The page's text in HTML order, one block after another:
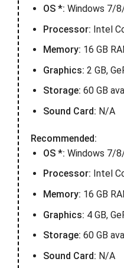
OS *: Windows 7/
Processor: Intel
Memory: 16 GB
Graphics: 2 GB,
Storage: 60 GB
Sound Card: N/A
Recommended:
OS *: Windows 7/
Processor: Intel
Memory: 16 GB
Graphics: 4 GB,
Storage: 60 GB
Sound Card: N/A